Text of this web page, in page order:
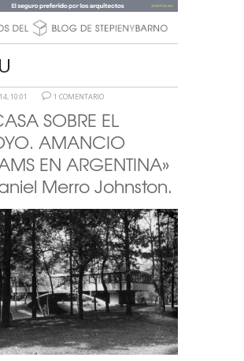
10:01 1 COMENTARIO
SOBRE EL
AMANCIO
EN ARGENTINA»
Merro Johnston.